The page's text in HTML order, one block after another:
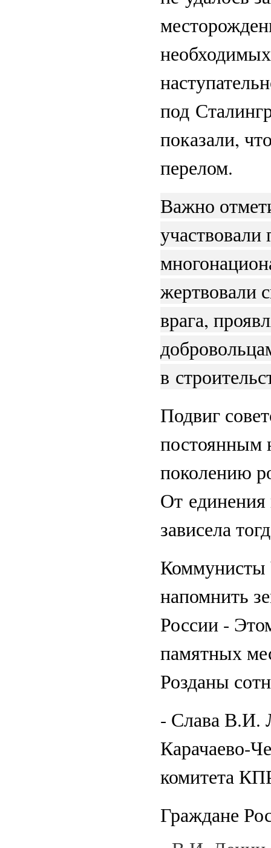
под
показали,
перелом.
Важно
жертвовали
врага,
в
Подвиг
постоянным
поколению
От единения
зависела
Коммунисты
напомнить
России -
памятных
Розданы
- Слава В.И.
Карачаево-
комитета
Граждане